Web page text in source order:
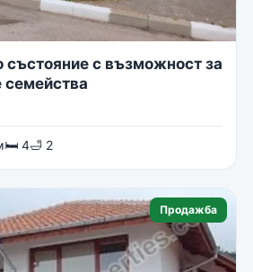
състояние с възможност за
семейства
🛏 4🛁 2
Продажба